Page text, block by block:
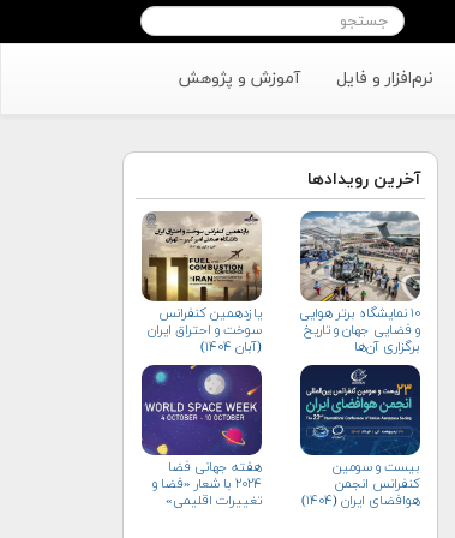
نرم‌افزار و فایل آموزش و پژوهش
آخرین رویدادها
۱۰ نمایشگاه برتر هوایی
و فضایی جهان و تاریخ
برگزاری آن‌ها
یازدهمین کنفرانس
سوخت و احتراق ایران
(آبان‌ ۱۴۰۴)
بیست و سومین
کنفرانس انجمن
هوافضای ايران (۱۴۰۴)
هفته جهانی فضا
۲۰۲۴ با شعار «فضا و
تغییرات اقلیمی»